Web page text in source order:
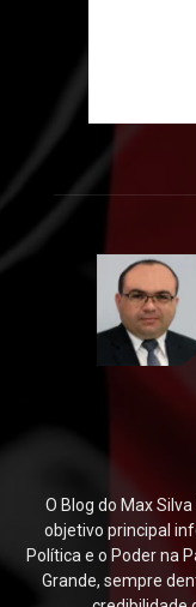
O Blog do Max
objetivo principal
Política e o Poder na
Grande, sempre